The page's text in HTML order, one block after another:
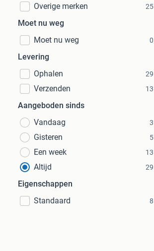
Overige merken 25
Moet nu weg
Moet nu weg
0
Levering
Ophalen
29
Verzenden 13
Aangeboden sinds
Vandaag
3
Gisteren 5
Een week 13
Altijd 29
Eigenschappen
Standaard
8